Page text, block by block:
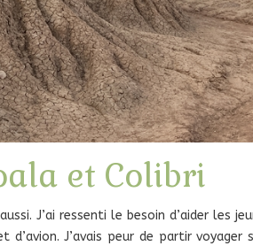
et Colibri
J’ai ressenti le besoin d’aider les
d’avion. J’avais peur de partir voyager